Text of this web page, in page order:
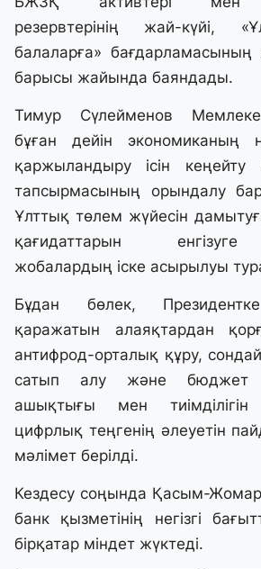
резервтерінің жай-күйі,
балаларға»
барысы жайында баяндады.
Тимур Сүлейменов
бұған дейін экономиканың
қаржыландыру ісін кеңейту
тапсырмасының орындалу
Ұлттық төлем жүйесін
қағидаттарын енгізуге
жобалардың іске асырылуы
Бұдан бөлек, Президентке
қаражатын алаяқтардан
антифрод-орталық құру,
сатып алу және бюджет
ашықтығы мен
цифрлық теңгенің әлеуетін
мәлімет берілді.
Кездесу соңында Қасым-
банк қызметінің негізгі
бірқатар міндет жүктеді.